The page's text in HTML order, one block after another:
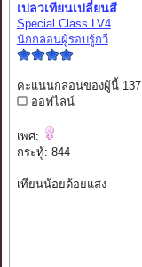
เปลวเทียนเปลี่ยนสี
Special Class LV4
นักกลอนผู้รอบรู้กวี
คะแนนกลอนของผู้นี้ 137
ออฟไลน์
เพศ:
กระทู้: 844
เทียนน้อยด้อยแสง